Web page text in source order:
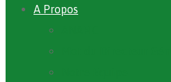
A Propos